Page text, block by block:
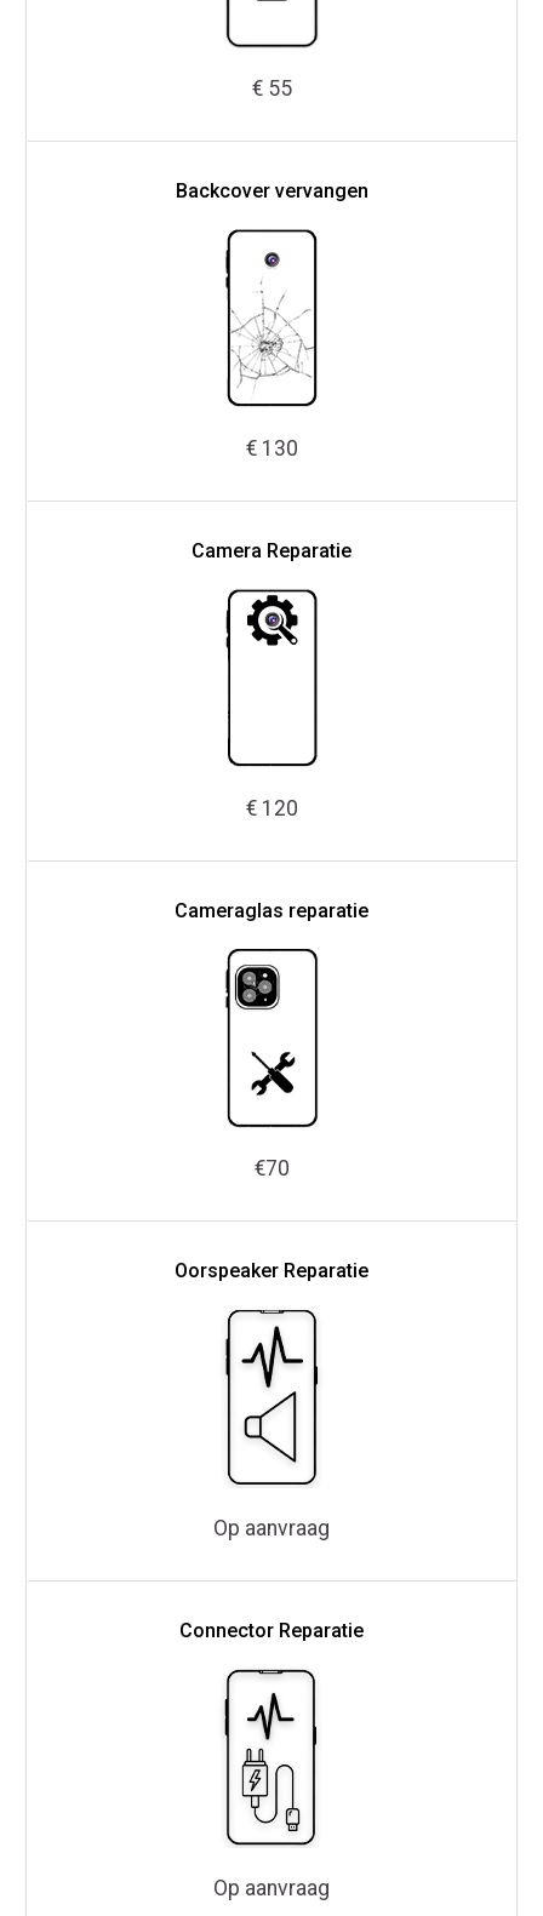
€ 55
Backcover vervangen
€ 130
Camera Reparatie
€ 120
Cameraglas reparatie
€70
Oorspeaker Reparatie
Op aanvraag
Connector Reparatie
Op aanvraag